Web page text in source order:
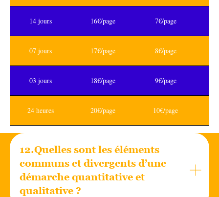
14 jours 16€/page 7€/page
07 jours 17€/page 8€/page
03 jours 18€/page 9€/page
24 heures 20€/page 10€/page
12.Quelles sont les éléments
communs et divergents d’une
démarche quantitative et
qualitative ?